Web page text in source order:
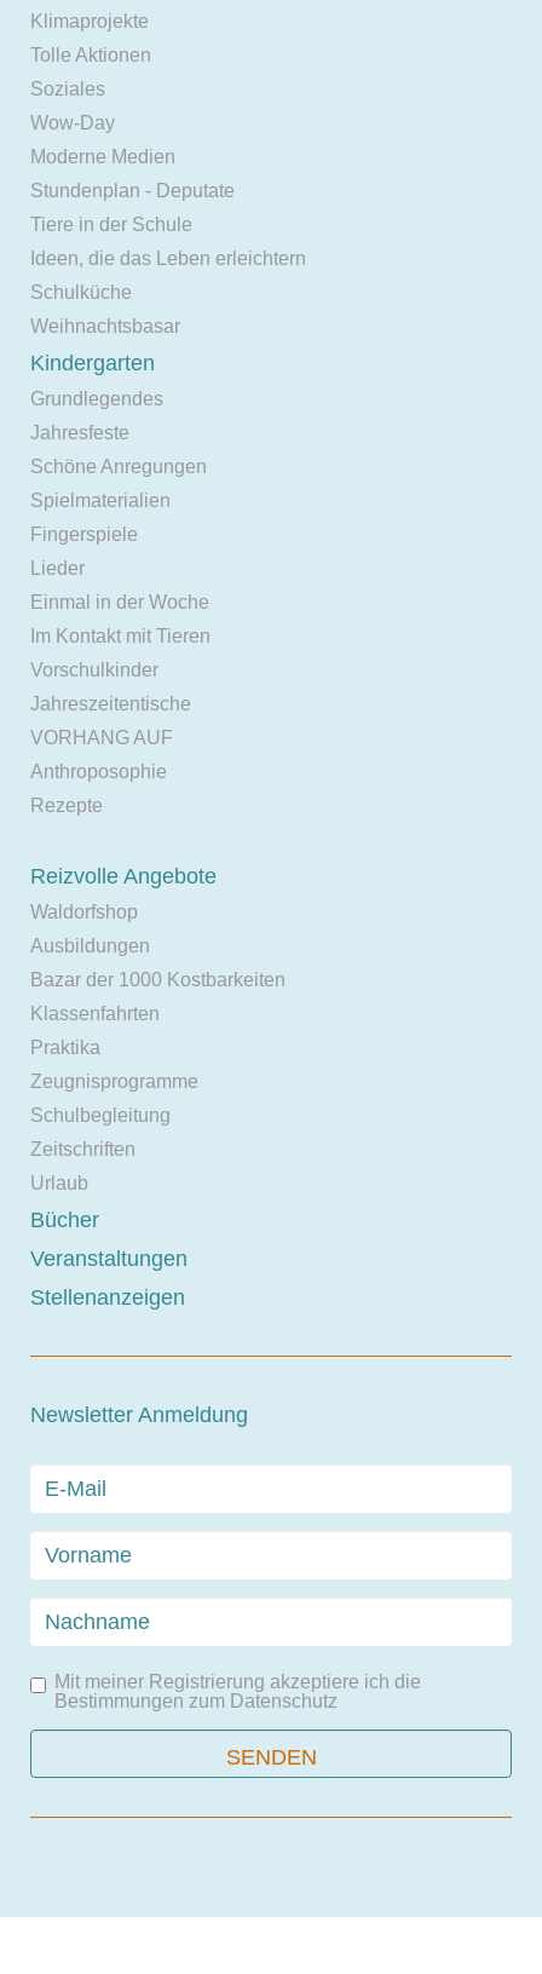
Klimaprojekte
Tolle Aktionen
Soziales
Wow-Day
Moderne Medien
Stundenplan - Deputate
Tiere in der Schule
Ideen, die das Leben erleichtern
Schulküche
Weihnachtsbasar
Kindergarten
Grundlegendes
Jahresfeste
Schöne Anregungen
Spielmaterialien
Fingerspiele
Lieder
Einmal in der Woche
Im Kontakt mit Tieren
Vorschulkinder
Jahreszeitentische
VORHANG AUF
Anthroposophie
Rezepte
Reizvolle Angebote
Waldorfshop
Ausbildungen
Bazar der 1000 Kostbarkeiten
Klassenfahrten
Praktika
Zeugnisprogramme
Schulbegleitung
Zeitschriften
Urlaub
Bücher
Veranstaltungen
Stellenanzeigen
Newsletter Anmeldung
Mit meiner Registrierung akzeptiere ich die
Bestimmungen zum Datenschutz